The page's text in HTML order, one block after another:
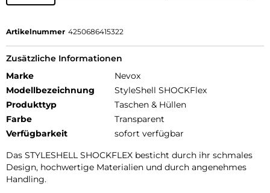
Artikelnummer 4250686415322
Zusätzliche Informationen
Marke
Nevox
Modellbezeichnung
StyleShell SHOCKFlex
Produkttyp
Taschen & Hüllen
Farbe
Transparent
Verfügbarkeit
sofort verfügbar
Das STYLESHELL SHOCKFLEX besticht durch ihr schmales
Design, hochwertige Materialien und durch angenehmes
Handling.